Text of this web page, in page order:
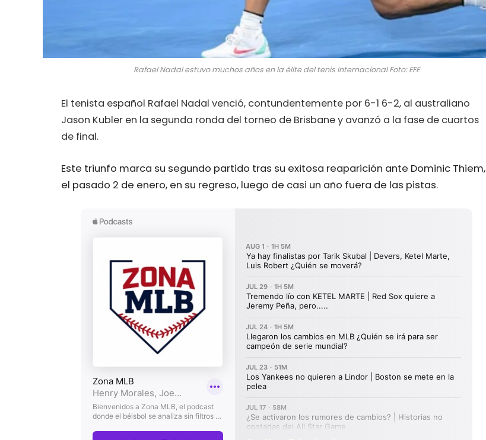
Rafael Nadal estuvo muchos años en la élite del tenis internacional Foto: EFE
El tenista español Rafael Nadal venció, contundentemente por 6-1 6-2, al australiano
Jason Kubler en la segunda ronda del torneo de Brisbane y avanzó a la fase de cuartos
de final.
Este triunfo marca su segundo partido tras su exitosa reaparición ante Dominic Thiem,
el pasado 2 de enero, en su regreso, luego de casi un año fuera de las pistas.